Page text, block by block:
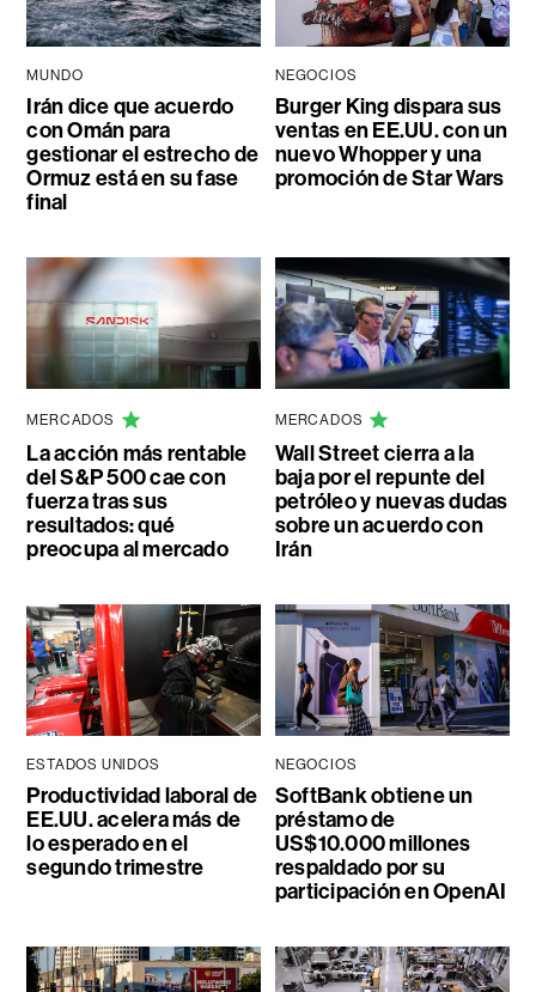
MUNDO
Irán dice que acuerdo
con Omán para
gestionar el estrecho de
Ormuz está en su fase
final
NEGOCIOS
Burger King dispara sus
ventas en EE.UU. con un
nuevo Whopper y una
promoción de Star Wars
MERCADOS
La acción más rentable
del S&P 500 cae con
fuerza tras sus
resultados: qué
preocupa al mercado
MERCADOS
Wall Street cierra a la
baja por el repunte del
petróleo y nuevas dudas
sobre un acuerdo con
Irán
ESTADOS UNIDOS
Productividad laboral de
EE.UU. acelera más de
lo esperado en el
segundo trimestre
NEGOCIOS
SoftBank obtiene un
préstamo de
US$10.000 millones
respaldado por su
participación en OpenAI